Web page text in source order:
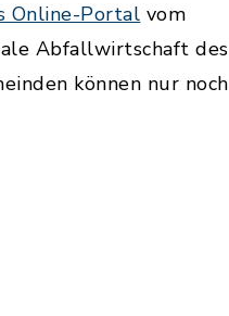
Online-Portal vom
Abfallwirtschaft des
können nur noch